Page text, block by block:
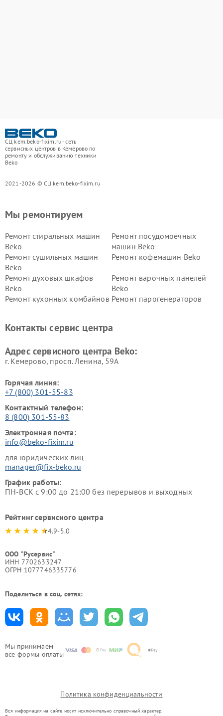
СЦ kem.beko-fixim.ru - сеть
сервисных центров в Кемерово по
ремонту и обслуживанию техники
Beko
2021-2026 © СЦ kem.beko-fixim.ru
Мы принимаем
все формы оплаты
Мы ремонтируем
Ремонт стиральных машин
Beko
Ремонт посудомоечных
машин Beko
Ремонт сушильных машин
Beko
Ремонт кофемашин Beko
Ремонт духовых шкафов
Beko
Ремонт варочных панелей
Beko
Ремонт кухонных комбайнов Ремонт парогенераторов
Ремонт холодильников Beko Ремонт морозильных камер
Контакты сервис центра
Адрес сервисного центра Beko:
г. Кемерово, просп. Ленина, 59А
Горячая линия:
+7 (800) 301-55-83
Контактный телефон:
8 (800) 301-55-83
Электронная почта:
info@beko-fixim.ru
для юридических лиц
manager@fix-beko.ru
График работы:
ПН-ВСК с 9:00 до 21:00 без перерывов и выходных
Рейтинг сервисного центра
4.9-5.0
ООО "Русервис"
ИНН 7702633247
ОГРН 1077746335776
Поделиться в соц. сетях:
Политика конфиденциальности
Вся информация на сайте носит исключительно справочный характер.